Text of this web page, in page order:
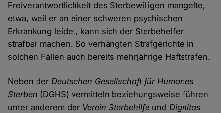
Freiverantwortlichkeit des Sterbewilligen mangelte,
etwa, weil er an einer schweren psychischen
Erkrankung leidet, kann sich der Sterbehelfer
strafbar machen. So verhängten Strafgerichte in
solchen Fällen auch bereits mehrjährige Haftstrafen.
Neben derDeutschen Gesellschaft für Humanes
Sterben (DGHS) vermitteln beziehungsweise führen
unter anderem der Verein Sterbehilfe undDignitas